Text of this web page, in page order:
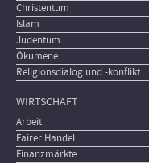
Christentum
Islam
Judentum
Ökumene
Religionsdialog und -konflikt
WIRTSCHAFT
Arbeit
Fairer Handel
Finanzmärkte